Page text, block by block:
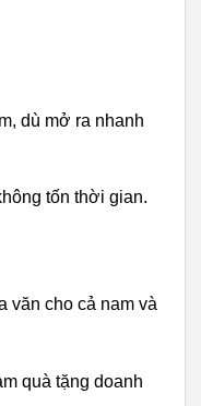
dù mở ra nhanh
tốn thời gian.
văn cho cả nam và
quà tặng doanh